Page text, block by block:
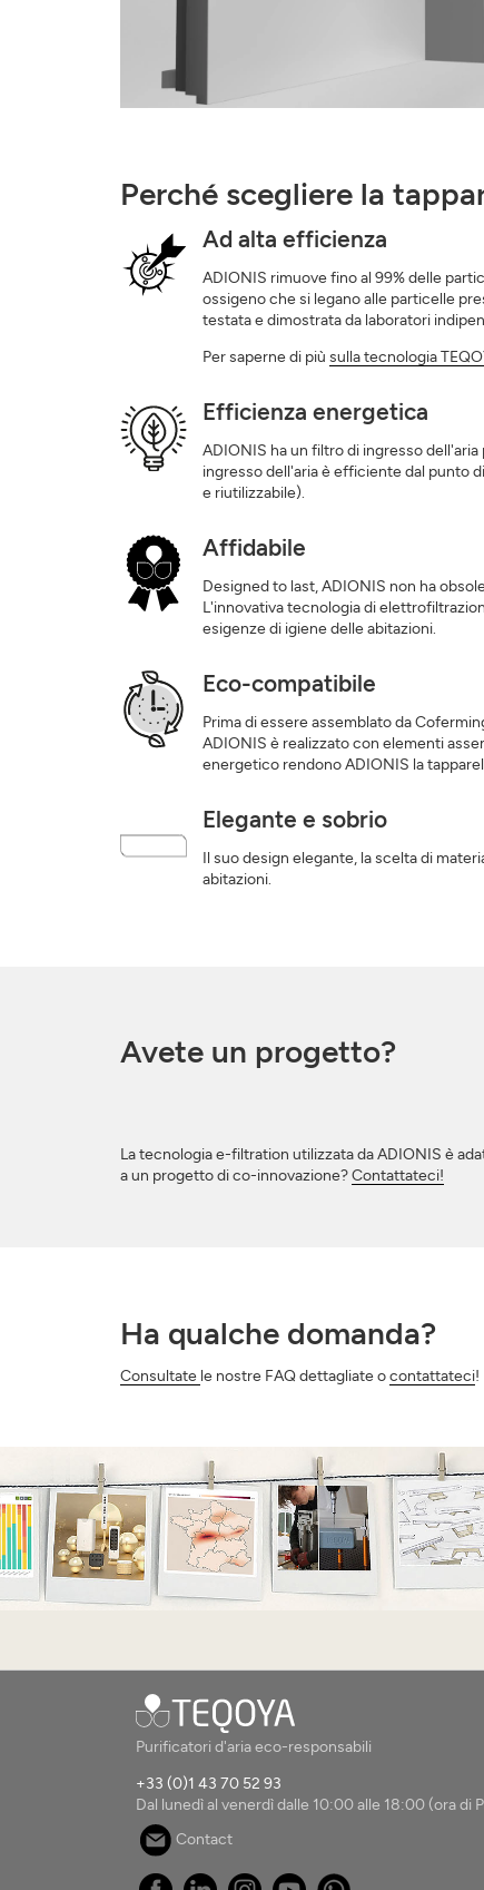
Perché scegliere la
Ad alta efficienza
ADIONIS rimuove fino al 99% delle
ossigeno che si legano alle particelle
testata e dimostrata da laboratori
Per saperne di più sulla tecnologia
Efficienza energetica
ADIONIS ha un filtro di ingresso
ingresso dell'aria è efficiente dal punto
e riutilizzabile).
Affidabile
Designed to last, ADIONIS non ha
L'innovativa tecnologia di
esigenze di igiene delle abitazioni.
Eco-compatibile
Prima di essere assemblato da
ADIONIS è realizzato con elementi
energetico rendono ADIONIS la
Elegante e sobrio
Il suo design elegante, la scelta di
abitazioni.
Avete un progetto?
La tecnologia e-filtration utilizzata da ADIONIS è
a un progetto di co-innovazione?Contattateci!
Ha qualche domanda?
Consultate le nostre FAQ dettagliate ocontattateci!
Purificatori d'aria eco-responsabili
+33 (0)1 43 70 52 93
Dal lunedì al venerdì dalle 10:00 alle 18:00 (ora di
Contact